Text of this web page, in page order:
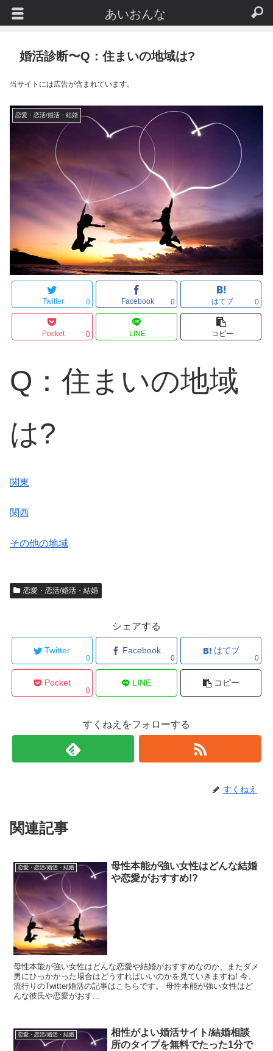
婚活診断〜Q：住まいの地域は?
当サイトには広告が含まれています。
恋愛・恋活/婚活・結婚
Twitter 0 Facebook 0 はてブ 0
Pocket 0 LINE コピー
Q：住まいの地域
は?
関東
関西
その他の地域
恋愛・恋活/婚活・結婚
シェアする
Twitter
0
Facebook
0
はてブ
0
Pocket
0
LINE コピー
すくねえをフォローする
すくねえ
関連記事
恋愛・恋活/婚活・結婚
母性本能が強い女性はどんな結婚
や恋愛がおすすめ!?
母性本能が強い女性はどんな恋愛や結婚がおすすめなのか、またダメ
男にひっかかった場合はどうすればいいのかを見ていきますね! 今、
流行りのTwitter婚活の記事はこちらです。 母性本能が強い女性はど
んな彼氏や恋愛がおす...
恋愛・恋活/婚活・結婚
相性がよい婚活サイト/結婚相談
所のタイプを無料でたった1分で
あいおんな